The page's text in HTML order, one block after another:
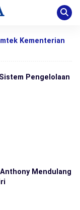
Kementerian
Pengelolaan
Mendulang